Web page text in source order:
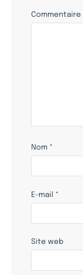
Commentaire
Nom *
E-mail *
Site web